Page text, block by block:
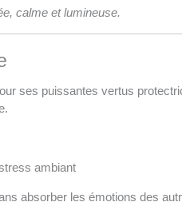
calme et lumineuse.
ses puissantes vertus
ambiant
absorber les émotions des